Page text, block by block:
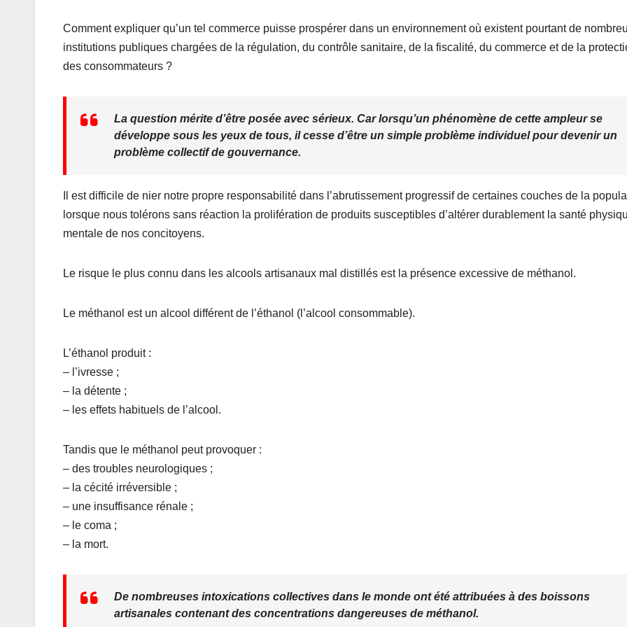
Comment expliquer qu’un tel commerce puisse prospérer dans un environnement où existent pourtant de
institutions publiques chargées de la régulation, du contrôle sanitaire, de la fiscalité, du commerce et de la
des consommateurs ?
La question mérite d’être posée avec sérieux. Car lorsqu’un phénomène de cette ampleur se
développe sous les yeux de tous, il cesse d’être un simple problème individuel pour devenir un
problème collectif de gouvernance.
Il est difficile de nier notre propre responsabilité dans l’abrutissement progressif de certaines couches de la
lorsque nous tolérons sans réaction la prolifération de produits susceptibles d’altérer durablement la santé
mentale de nos concitoyens.
Le risque le plus connu dans les alcools artisanaux mal distillés est la présence excessive de méthanol.
Le méthanol est un alcool différent de l’éthanol (l’alcool consommable).
L’éthanol produit :
– l’ivresse ;
– la détente ;
– les effets habituels de l’alcool.
Tandis que le méthanol peut provoquer :
– des troubles neurologiques ;
– la cécité irréversible ;
– une insuffisance rénale ;
– le coma ;
– la mort.
De nombreuses intoxications collectives dans le monde ont été attribuées à des boissons
artisanales contenant des concentrations dangereuses de méthanol.